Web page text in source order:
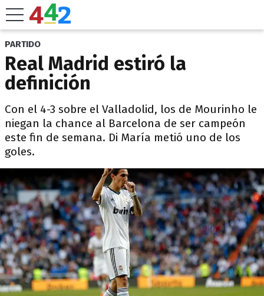
PARTIDO
Real Madrid estiró la
definición
Con el 4-3 sobre el Valladolid, los de Mourinho le
niegan la chance al Barcelona de ser campeón
este fin de semana. Di María metió uno de los
goles.